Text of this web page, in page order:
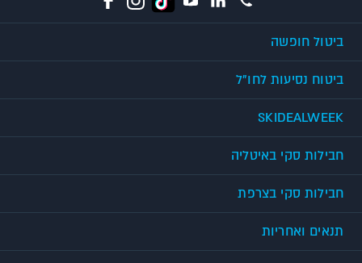
ביטול חופשה
ביטוח נסיעות לחו"ל
SKIDEALWEEK
חבילות סקי באיטליה
חבילות סקי בצרפת
תנאים ואחריות